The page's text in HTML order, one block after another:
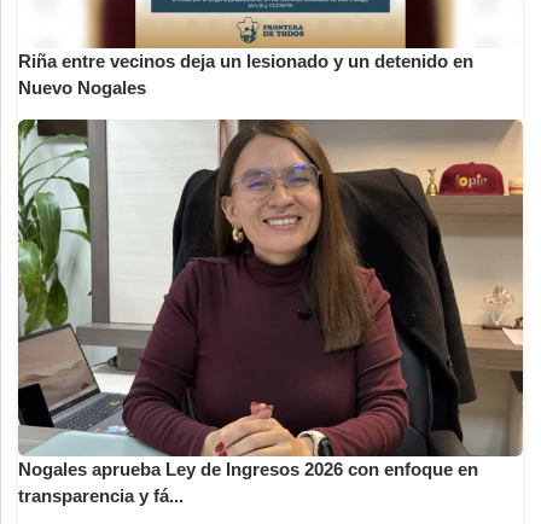
Riña entre vecinos deja un lesionado y un detenido en
Nuevo Nogales
Nogales aprueba Ley de Ingresos 2026 con enfoque en
transparencia y fá...